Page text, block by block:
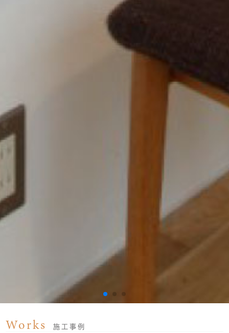
Works 施工事例